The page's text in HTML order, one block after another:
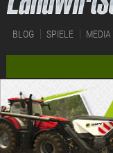
BLOG SPIELE MEDIA